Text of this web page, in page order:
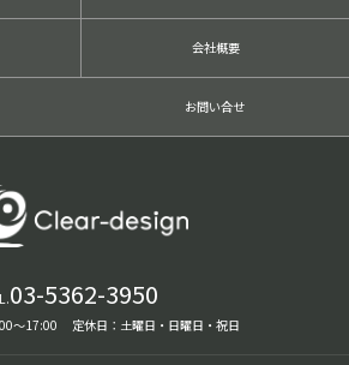
会社概要
お問い合せ
03-5362-3950
〜17:00 定休日：土曜日・日曜日・祝日